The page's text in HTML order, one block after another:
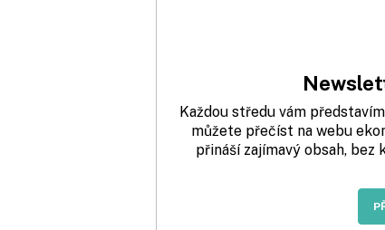
Každou středu vám
můžete přečíst na webu
přináší zajímavý obsah,